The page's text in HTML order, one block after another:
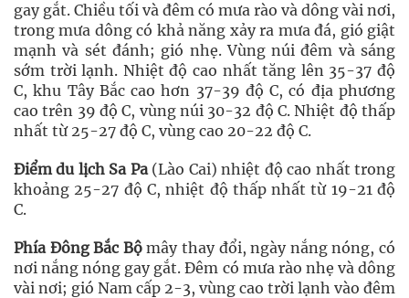
gay gắt. Chiều tối và đêm có mưa rào và dông vài nơi,
trong mưa dông có khả năng xảy ra mưa đá, gió giật
mạnh và sét đánh; gió nhẹ. Vùng núi đêm và sáng
sớm trời lạnh. Nhiệt độ cao nhất tăng lên 35-37 độ
C, khu Tây Bắc cao hơn 37-39 độ C, có địa phương
cao trên 39 độ C, vùng núi 30-32 độ C. Nhiệt độ thấp
nhất từ 25-27 độ C, vùng cao 20-22 độ C.
Điểm du lịch Sa Pa(Lào Cai) nhiệt độ cao nhất trong
khoảng 25-27 độ C, nhiệt độ thấp nhất từ 19-21 độ
C.
Phía Đông Bắc Bộmây thay đổi, ngày nắng nóng, có
nơi nắng nóng gay gắt. Đêm có mưa rào nhẹ và dông
vài nơi; gió Nam cấp 2-3, vùng cao trời lạnh vào đêm